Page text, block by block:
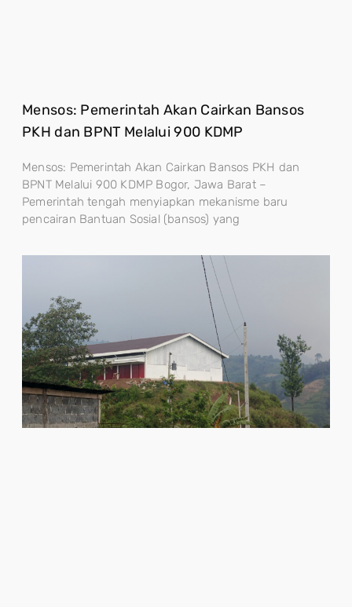
Mensos: Pemerintah Akan Cairkan Bansos
PKH dan BPNT Melalui 900 KDMP
Mensos: Pemerintah Akan Cairkan Bansos PKH dan
BPNT Melalui 900 KDMP Bogor, Jawa Barat –
Pemerintah tengah menyiapkan mekanisme baru
pencairan Bantuan Sosial (bansos) yang